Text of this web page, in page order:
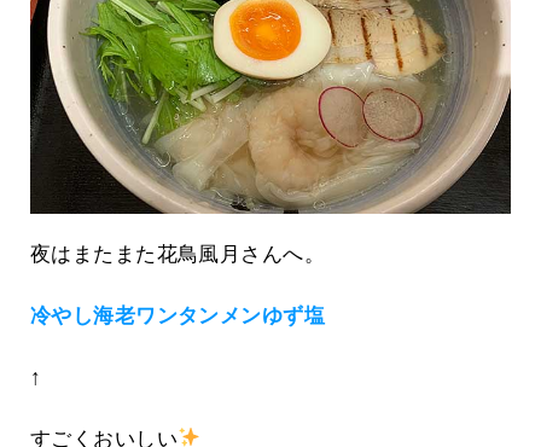
夜はまたまた花鳥風月さんへ。
冷やし海老ワンタンメンゆず塩
↑
すごくおいしい